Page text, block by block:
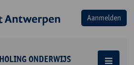
ONDERWIJS